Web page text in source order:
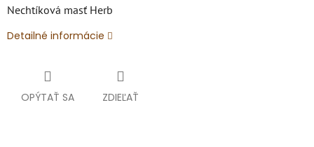
Nechtíková masť Herb
Detailné informácie
OPÝTAŤ SA ZDIEĽAŤ